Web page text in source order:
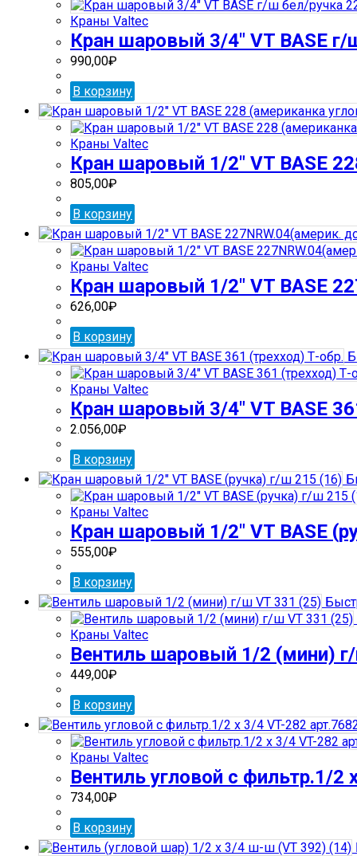
Краны Valtec
Кран шаровый 3/4″ VT BASE
990,00₽
В корзину
Краны Valtec
Кран шаровый 1/2″ VT BASE
805,00₽
В корзину
Краны Valtec
Кран шаровый 1/2″ VT BASE
626,00₽
В корзину
Краны Valtec
Кран шаровый 3/4″ VT BASE
2.056,00₽
В корзину
Краны Valtec
Кран шаровый 1/2″ VT BASE
555,00₽
В корзину
Краны Valtec
Вентиль шаровый 1/2 (мини)
449,00₽
В корзину
Краны Valtec
Вентиль угловой с фильтр.1/2
734,00₽
В корзину